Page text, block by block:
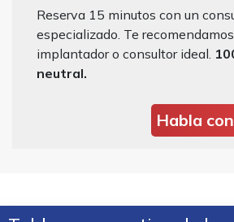
Reserva 15 minutos con un
especializado. Te
implantador o consultor ideal.
neutral.
Habla